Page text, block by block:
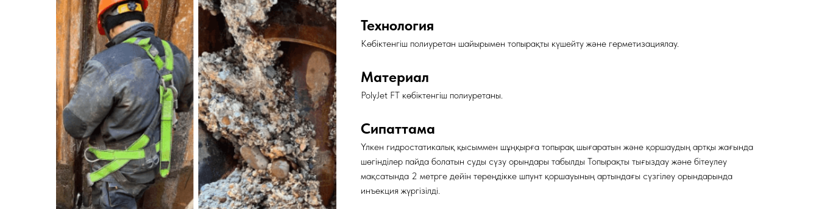
Технология
Көбіктенгіш полиуретан шайырымен топырақты күшейту және герметизациялау.
Материал
PolyJet FT көбіктенгіш полиуретаны.
Сипаттама
Үлкен гидростатикалық қысыммен шұңқырға топырақ шығаратын және қоршаудың артқы жағында
шөгінділер пайда болатын суды сүзу орындары табылды Топырақты тығыздау және бітеулеу
мақсатында 2 метрге дейін тереңдікке шпунт қоршауының артындағы сүзгілеу орындарында
инъекция жүргізілді.